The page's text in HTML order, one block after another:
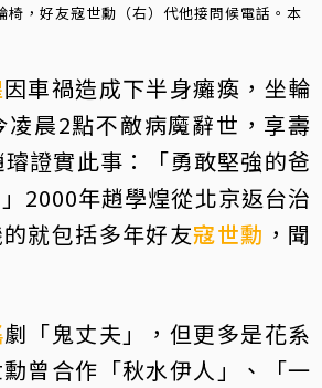
椅，好友寇世勳（右）代他接問候電話。本
因車禍造成下半身癱瘓，坐輪
晨2點不敵病魔辭世，享壽
證實此事：「勇敢堅強的爸
2000年趙學煌從北京返台治
就包括多年好友寇世勳 ，聞
劇「鬼丈夫」，但更多是花系
曾合作「秋水伊人」、「一